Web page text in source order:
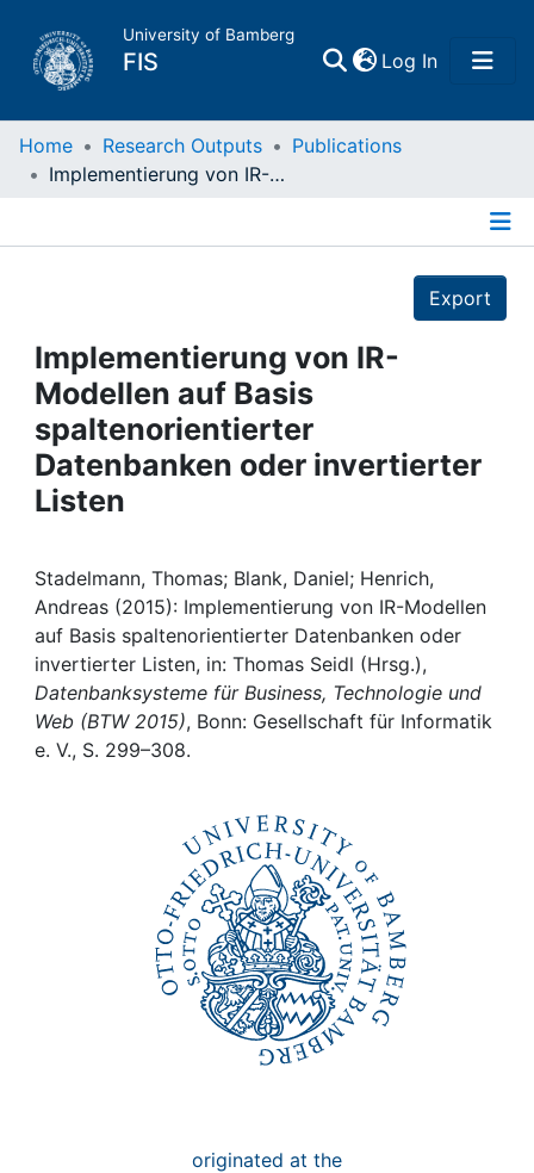
University of Bamberg
FIS Log In(current)
Home
Projects
People
Institutions
My FIS
Help
Home Research Outputs
Publications
Implementierung von IR-Modellen auf Basis spaltenorientierter Datenbanken oder invertierter Listen
Export
Implementierung von IR-
Modellen auf Basis
spaltenorientierter
Datenbanken oder invertierter
Listen
Stadelmann, Thomas; Blank, Daniel; Henrich,
Andreas (2015): Implementierung von IR-Modellen
auf Basis spaltenorientierter Datenbanken oder
invertierter Listen, in: Thomas Seidl (Hrsg.),
Datenbanksysteme für Business, Technologie und
Web (BTW 2015), Bonn: Gesellschaft für Informatik
e. V., S. 299–308.
originated at the